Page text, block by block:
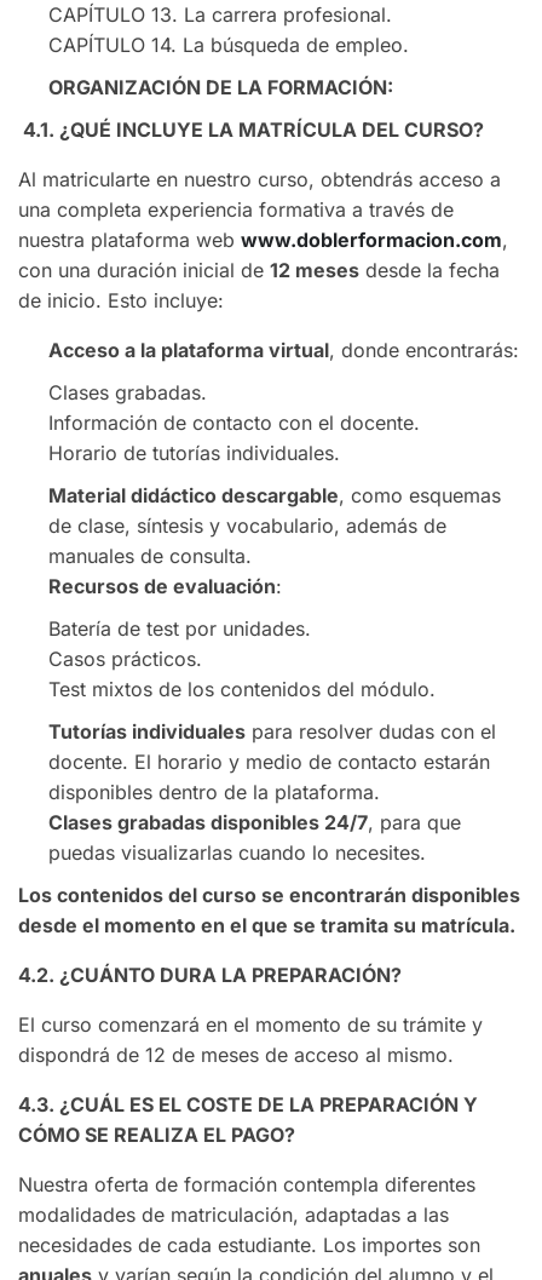
CAPÍTULO 13. La carrera profesional.
CAPÍTULO 14. La búsqueda de empleo.
ORGANIZACIÓN DE LA FORMACIÓN:
4.1. ¿QUÉ INCLUYE LA MATRÍCULA DEL CURSO?
Al matricularte en nuestro curso, obtendrás acceso a
una completa experiencia formativa a través de
nuestra plataforma web www.doblerformacion.com,
con una duración inicial de 12 meses desde la fecha
de inicio. Esto incluye:
Acceso a la plataforma virtual, donde encontrarás:
Clases grabadas.
Información de contacto con el docente.
Horario de tutorías individuales.
Material didáctico descargable, como esquemas
de clase, síntesis y vocabulario, además de
manuales de consulta.
Recursos de evaluación:
Batería de test por unidades.
Casos prácticos.
Test mixtos de los contenidos del módulo.
Tutorías individuales para resolver dudas con el
docente. El horario y medio de contacto estarán
disponibles dentro de la plataforma.
Clases grabadas disponibles 24/7, para que
puedas visualizarlas cuando lo necesites.
Los contenidos del curso se encontrarán disponibles
desde el momento en el que se tramita su matrícula.
4.2. ¿CUÁNTO DURA LA PREPARACIÓN?
El curso comenzará en el momento de su trámite y
dispondrá de 12 de meses de acceso al mismo.
4.3. ¿CUÁL ES EL COSTE DE LA PREPARACIÓN Y
CÓMO SE REALIZA EL PAGO?
Nuestra oferta de formación contempla diferentes
modalidades de matriculación, adaptadas a las
necesidades de cada estudiante. Los importes son
anuales y varían según la condición del alumno y el